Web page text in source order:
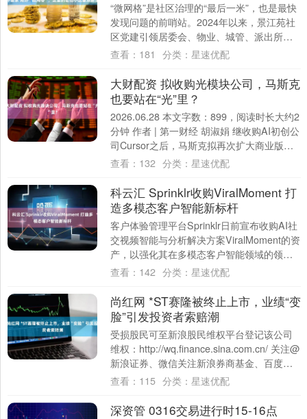
“微网格”是社区治理的“最后一米”，也是最快
发现问题的前哨站。2024年以来，景江苑社
区党建引领居委会、物业、城管、派出所等
开展人居环境专项治理，让老小区重焕新....
查看： 181 分类： 星速优配
大财配资 拟收购光模块公司，马斯克
也要站在“光”里？
2026.06.28 本文字数：899，阅读时长大约2
分钟 作者 | 第一财经 胡淑娟 继收购AI初创公
司Cursor之后，马斯克拟再次扩大商业版
图，试图兑现S....
查看： 132 分类： 星速优配
科云汇 Sprinklr收购ViralMoment 打
造多模态客户智能新标杆
客户体验管理平台Sprinklr日前宣布收购AI社
交视频智能与分析解决方案ViralMoment的资
产，以强化其在多模态客户智能领域的领导
地位。此次收购将为企业....
查看： 142 分类： 星速优配
尚红网 *ST赛隆被终止上市，业绩“变
脸”引发投资者索赔潮
受损股民可至新浪股民维权平台登记该公司
维权：http://wq.finance.sina.com.cn/ 关注@
新浪证券、微信关注新浪券商基金、百度搜
索新浪股民....
查看： 115 分类： 星速优配
深资管 0316交易进行时15-16点